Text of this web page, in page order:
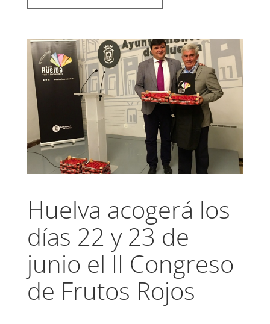
Huelva acogerá los
días 22 y 23 de
junio el II Congreso
de Frutos Rojos